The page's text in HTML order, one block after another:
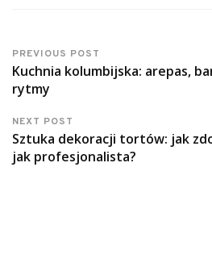
PREVIOUS POST
Kuchnia kolumbijska: arepas,
rytmy
NEXT POST
Sztuka dekoracji tortów: jak
jak profesjonalista?